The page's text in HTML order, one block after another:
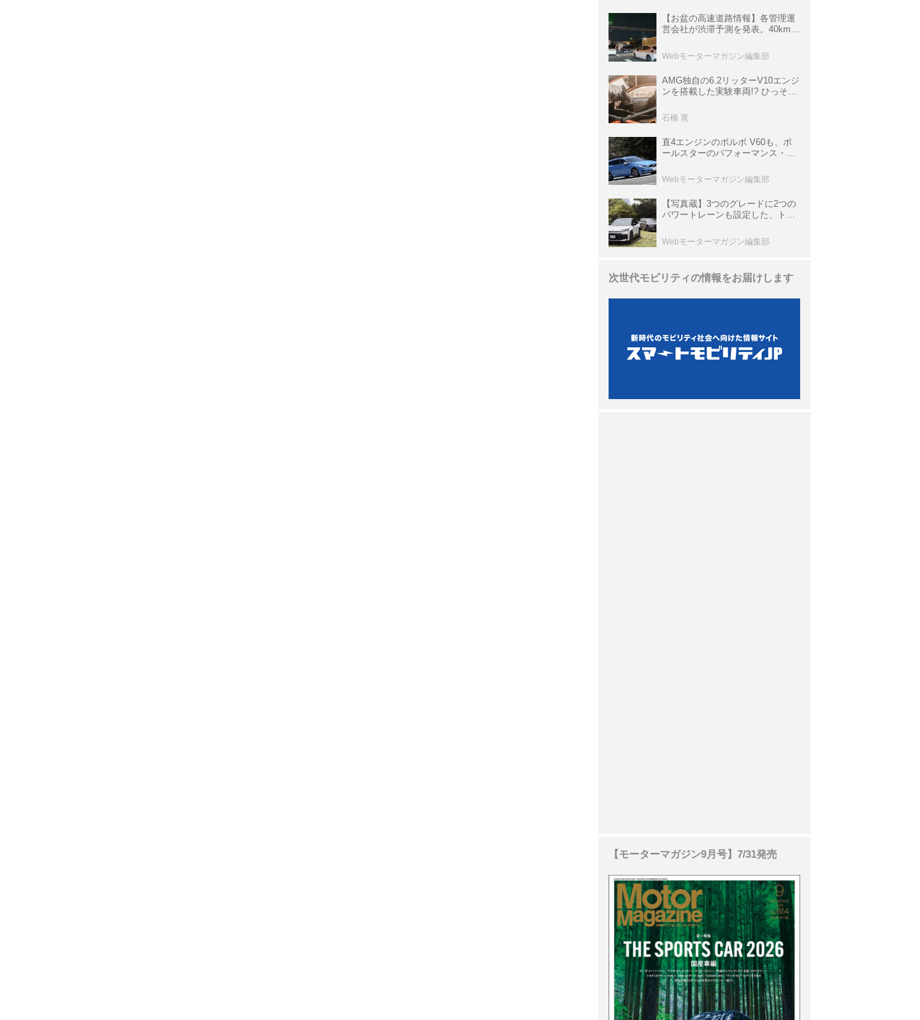
【お盆の高速道路情報】各管理運
営会社が渋滞予測を発表。40km以
数ある
Webモーターマガジン編集部
AMG独自の6.2リッターV10エンジ
ンを搭載した実験車両!? ひっそり
P900 プロトタイプ」とは
石橋 寛
直4エンジンのボルボ V60も、ポ
ールスターのパフォーマンス・パ
と昔の新車】
Webモーターマガジン編集部
【写真蔵】3つのグレードに2つの
パワートレーンも設定した、トヨ
Webモーターマガジン編集部
次世代モビリティの情報をお届けします
【モーターマガジン9月号】7/31発売